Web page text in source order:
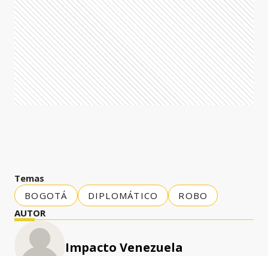
Temas
BOGOTÁ
DIPLOMÁTICO
ROBO
AUTOR
Impacto Venezuela